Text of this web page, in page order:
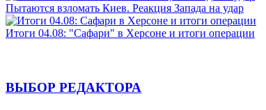
Пытаются взломать Киев. Реакция Запада на удар
Итоги 04.08: "Сафари" в Херсоне и итоги операции
ВЫБОР РЕДАКТОРА